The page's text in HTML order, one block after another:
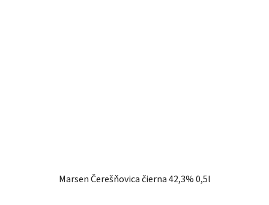
Marsen Čerešňovica čierna 42,3% 0,5l